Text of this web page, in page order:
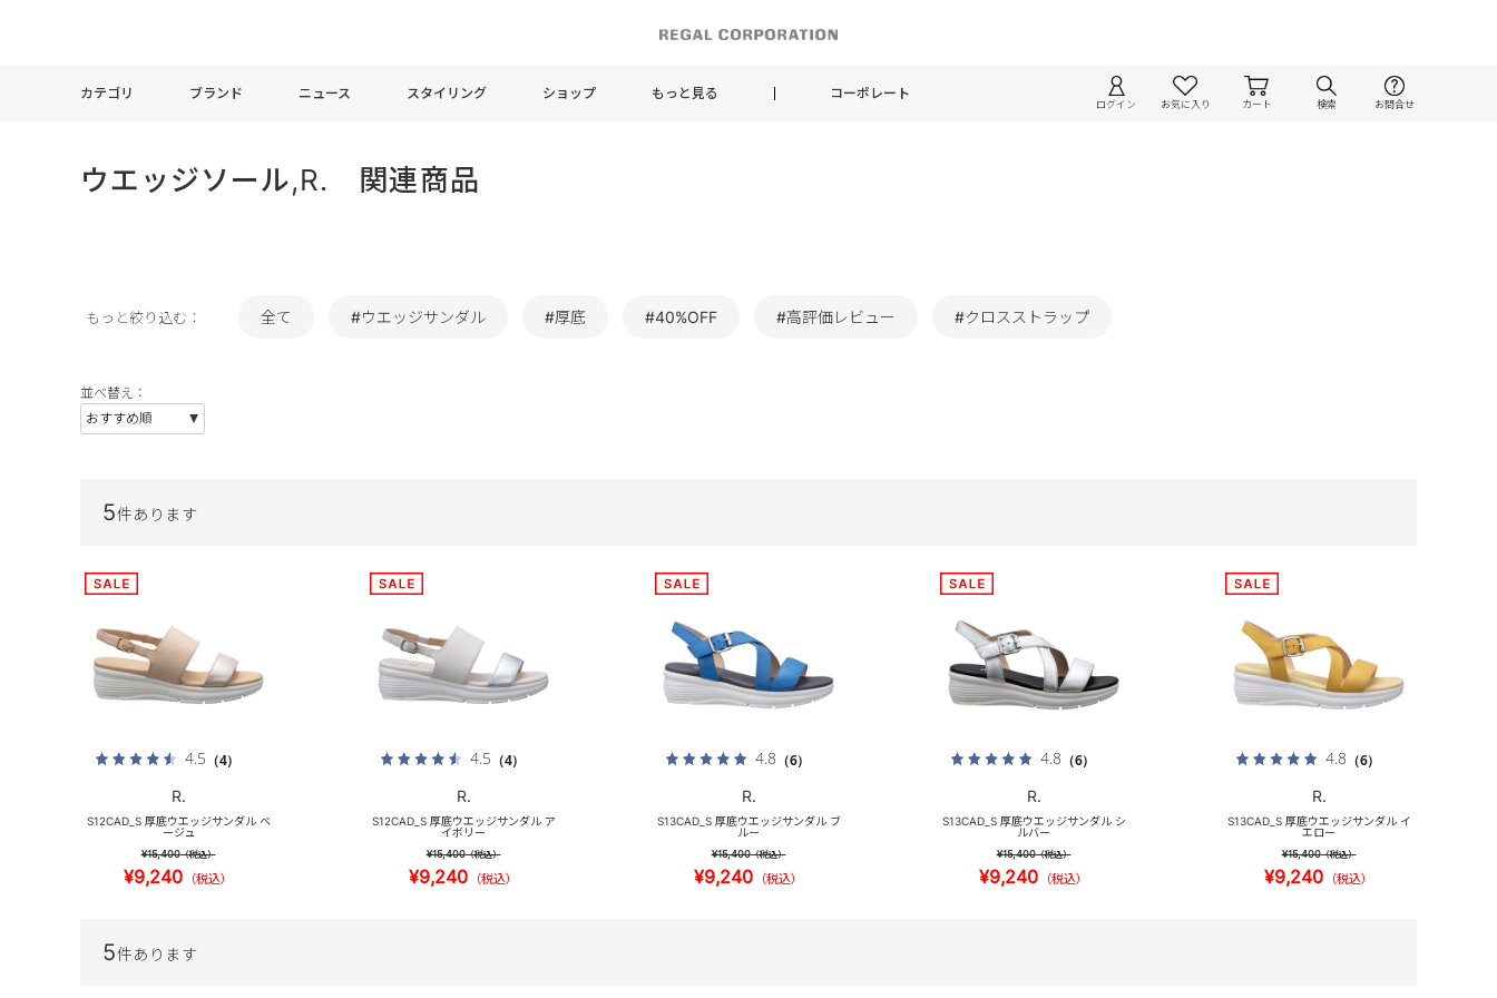
カテゴリ ブランド ニュース スタイリング ショップ もっと見る コーポレート
ログイン お気に入り カート 検索 お問合せ
ウエッジソール,R. 関連商品
もっと絞り込む： 全て #ウエッジサンダル #厚底 #40%OFF #高評価レビュー #クロスストラップ
並べ替え：
5件あります
4.5 （4）
R.
S12CAD_S 厚底ウエッジサンダル ベ
ージュ
¥15,400（税込）
¥9,240 （税込）
4.5 （4）
R.
S12CAD_S 厚底ウエッジサンダル ア
イボリー
¥15,400（税込）
¥9,240 （税込）
4.8 （6）
R.
S13CAD_S 厚底ウエッジサンダル ブ
ルー
¥15,400（税込）
¥9,240 （税込）
4.8 （6）
R.
S13CAD_S 厚底ウエッジサンダル シ
ルバー
¥15,400（税込）
¥9,240 （税込）
4.8 （6）
R.
S13CAD_S 厚底ウエッジサンダル イ
エロー
¥15,400（税込）
¥9,240 （税込）
5件あります